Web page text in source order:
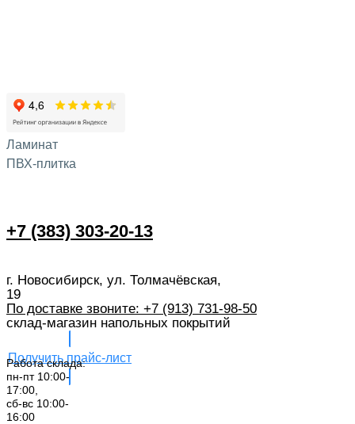
+7 (383) 303-20-13
г. Новосибирск, ул. Толмачёвская,
19
По доставке звоните: +7 (913) 731-98-50‬
склад-магазин напольных покрытий
Получить прайс-лист
Работа склада:
пн-пт 10:00-
17:00,
сб-вс 10:00-
16:00
Ламинат
ПВХ-плитка